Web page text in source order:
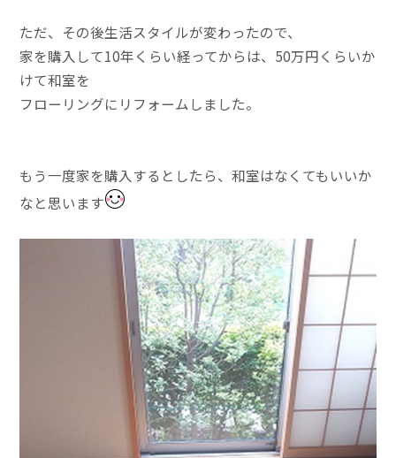
ただ、その後生活スタイルが変わったので、
家を購入して10年くらい経ってからは、50万円くらいか
けて和室を
フローリングにリフォームしました。
もう一度家を購入するとしたら、和室はなくてもいいか
なと思います